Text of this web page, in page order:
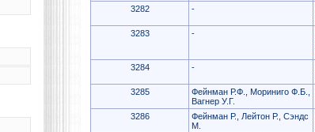
3282
-
3283
-
3284
-
3285
Фейнман Р.Ф., Мориниго Ф.Б.,
Вагнер У.Г.
3286
Фейнман Р., Лейтон Р., Сэндс
М.